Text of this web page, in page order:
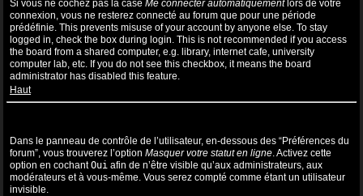
Si vous ne cochez pas la case Me connecter automatiquementlors de votre
connexion, vous ne resterez connecté au forum que pour une période
prédéfinie. This prevents misuse of your account by anyone else. To stay
logged in, check the box during login. This is not recommended if you access
the board from a shared computer, e.g. library, internet cafe, university
computer lab, etc. If you do not see this checkbox, it means the board
administrator has disabled this feature.
Haut
Dans le panneau de contrôle de l’utilisateur, en-dessous des “Préférences du
forum”, vous trouverez l’option Masquer votre statut en ligne. Activez cette
option en cochantOui afin de n’être visible qu’aux administrateurs, aux
modérateurs et à vous-même. Vous serez compté comme étant un utilisateur
invisible.